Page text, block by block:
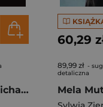
Jumpman. Jak Michael Jordan stał się globalną ikoną
60,29
89,99 zł -
detaliczna